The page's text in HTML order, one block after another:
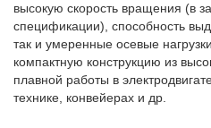
высокую скорость вращения (в
спецификации), способность
так и умеренные осевые
компактную конструкцию из
плавной работы в
технике, конвейерах и др.